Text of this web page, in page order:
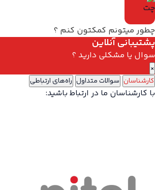
چطور میتونم کمکتون کنم ؟
پشتیبانی آنلاین
سوال یا مشکلی دارید ؟
×
کارشناسان سوالات متداول راه‌های ارتباطی
با کارشناسان ما در ارتباط باشید: